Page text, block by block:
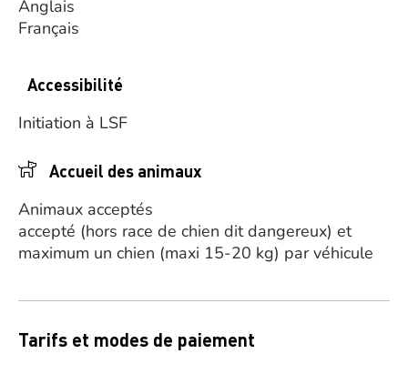
Anglais
Français
Accessibilité
Initiation à LSF
Accueil des animaux
Animaux acceptés
accepté (hors race de chien dit dangereux) et
maximum un chien (maxi 15-20 kg) par véhicule
Tarifs et modes de paiement